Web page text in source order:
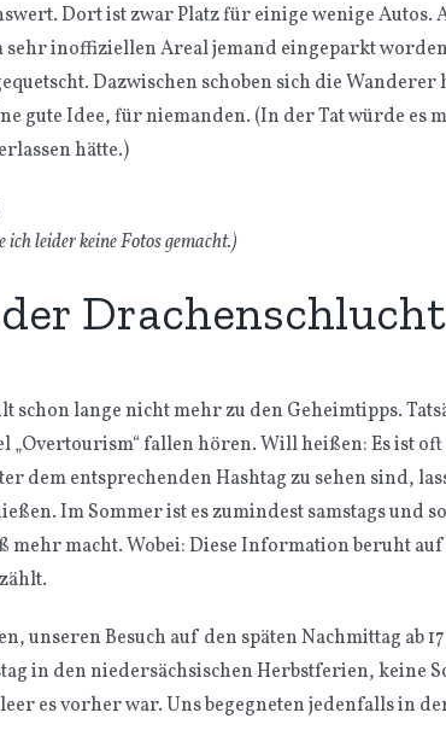
Dort ist zwar Platz für einige wenige
sehr inoffiziellen Areal jemand eingeparkt
Dazwischen schoben sich die
gute Idee, für niemanden. (In der Tat würde es
hätte.)
leider keine Fotos gemacht.)
Drachenschlucht
schon lange nicht mehr zu den Geheimtipps.
„Overtourism“ fallen hören. Will heißen: Es ist
dem entsprechenden Hashtag zu sehen sind,
Im Sommer ist es zumindest samstags und
mehr macht. Wobei: Diese Information beruht auf
unseren Besuch auf den späten Nachmittag ab
in den niedersächsischen Herbstferien, keine
es vorher war. Uns begegneten jedenfalls in